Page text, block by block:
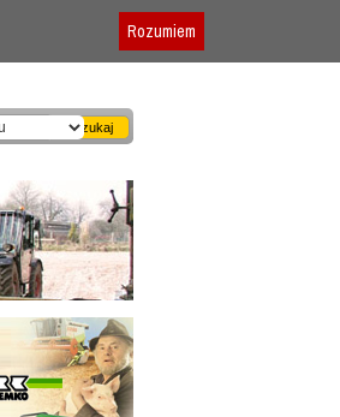
Regulamin
Rozumiem